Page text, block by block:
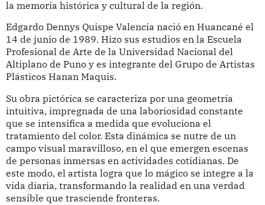
la memoria histórica y cultural de la región.
Edgardo Dennys Quispe Valencia nació en Huancané el
14 de junio de 1989. Hizo sus estudios en la Escuela
Profesional de Arte de la Universidad Nacional del
Altiplano de Puno y es integrante del Grupo de Artistas
Plásticos Hanan Maquis.
Su obra pictórica se caracteriza por una geometría
intuitiva, impregnada de una laboriosidad constante
que se intensifica a medida que evoluciona el
tratamiento del color. Esta dinámica se nutre de un
campo visual maravilloso, en el que emergen escenas
de personas inmersas en actividades cotidianas. De
este modo, el artista logra que lo mágico se integre a la
vida diaria, transformando la realidad en una verdad
sensible que trasciende fronteras.